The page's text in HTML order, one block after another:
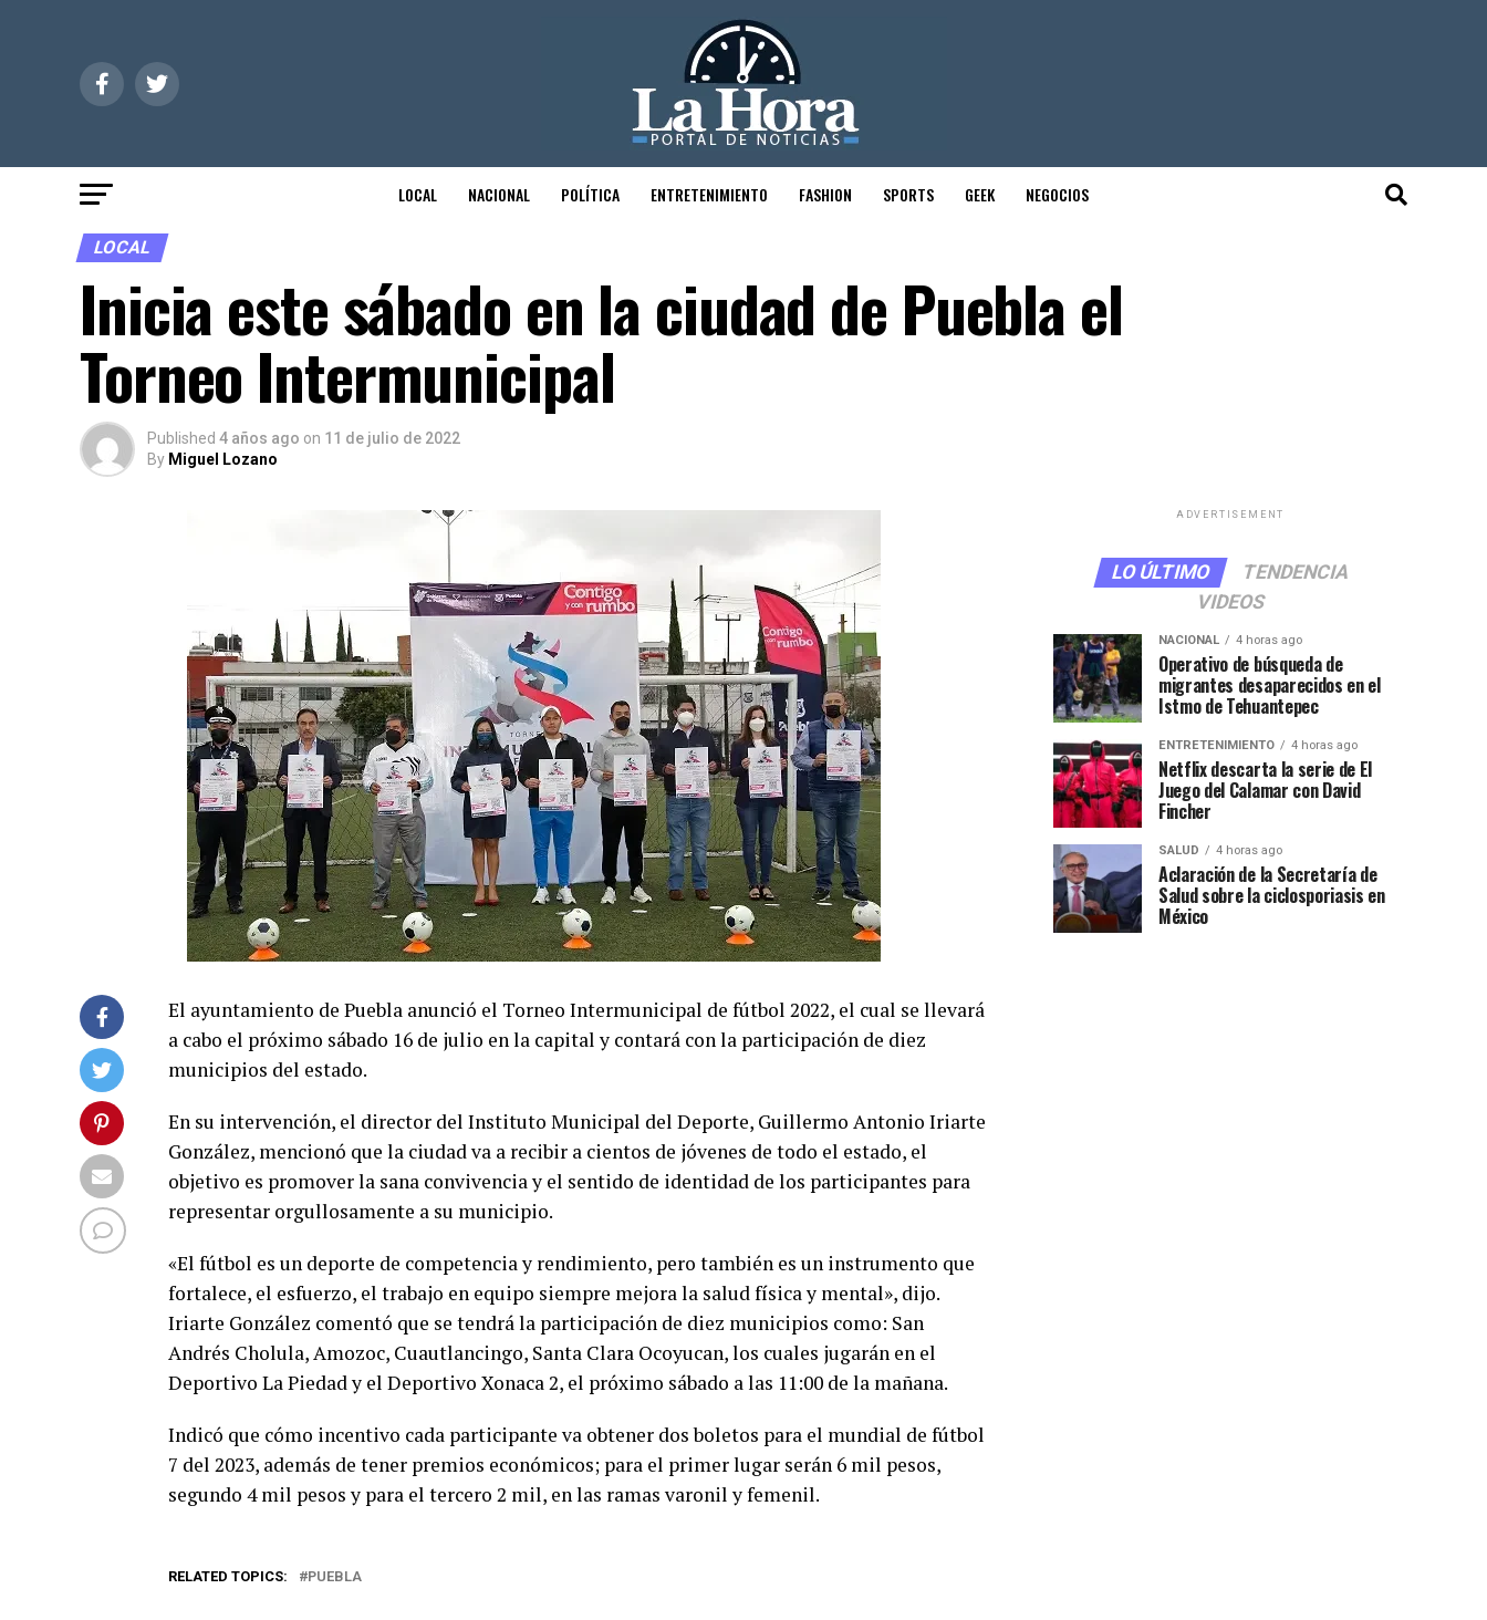
LOCAL NACIONAL POLÍTICA ENTRETENIMIENTO FASHION SPORTS GEEK NEGOCIOS
LOCAL
Inicia este sábado en la ciudad de Puebla el
Torneo Intermunicipal
Published 4 años ago on 11 de julio de 2022
By Miguel Lozano
El ayuntamiento de Puebla anunció el Torneo Intermunicipal de fútbol 2022, el cual se llevará
a cabo el próximo sábado 16 de julio en la capital y contará con la participación de diez
municipios del estado.
En su intervención, el director del Instituto Municipal del Deporte, Guillermo Antonio Iriarte
González, mencionó que la ciudad va a recibir a cientos de jóvenes de todo el estado, el
objetivo es promover la sana convivencia y el sentido de identidad de los participantes para
representar orgullosamente a su municipio.
«El fútbol es un deporte de competencia y rendimiento, pero también es un instrumento que
fortalece, el esfuerzo, el trabajo en equipo siempre mejora la salud física y mental», dijo.
Iriarte González comentó que se tendrá la participación de diez municipios como: San
Andrés Cholula, Amozoc, Cuautlancingo, Santa Clara Ocoyucan, los cuales jugarán en el
Deportivo La Piedad y el Deportivo Xonaca 2, el próximo sábado a las 11:00 de la mañana.
Indicó que cómo incentivo cada participante va obtener dos boletos para el mundial de fútbol
7 del 2023, además de tener premios económicos; para el primer lugar serán 6 mil pesos,
segundo 4 mil pesos y para el tercero 2 mil, en las ramas varonil y femenil.
RELATED TOPICS: PUEBLA
ADVERTISEMENT
LO ÚLTIMO
TENDENCIA
VIDEOS
NACIONAL 4 horas ago
Operativo de búsqueda de
migrantes desaparecidos en el
Istmo de Tehuantepec
ENTRETENIMIENTO 4 horas ago
Netflix descarta la serie de El
Juego del Calamar con David
Fincher
SALUD 4 horas ago
Aclaración de la Secretaría de
Salud sobre la ciclosporiasis en
México